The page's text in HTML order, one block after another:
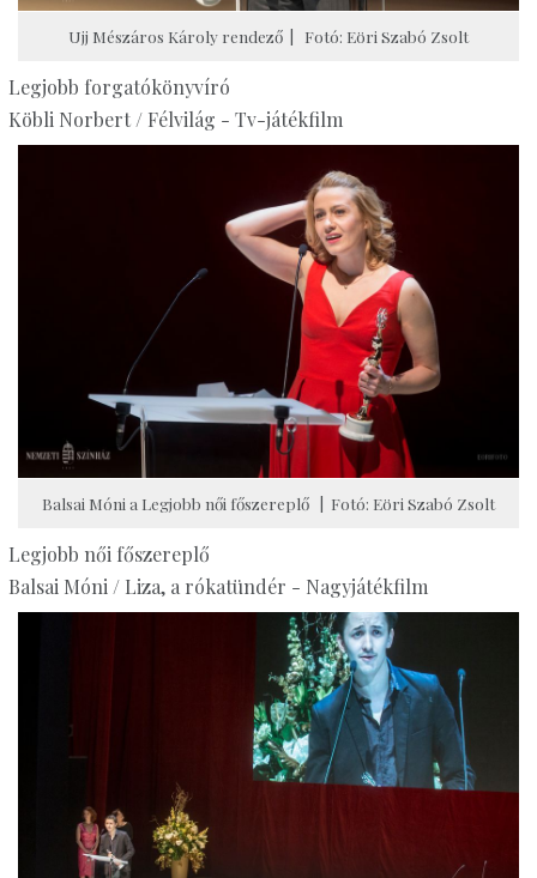
Ujj Mészáros Károly rendező | Fotó: Eöri Szabó Zsolt
Legjobb forgatókönyvíró
Köbli Norbert / Félvilág - Tv-játékfilm
Balsai Móni a Legjobb női főszereplő | Fotó: Eöri Szabó Zsolt
Legjobb női főszereplő
Balsai Móni / Liza, a rókatündér - Nagyjátékfilm